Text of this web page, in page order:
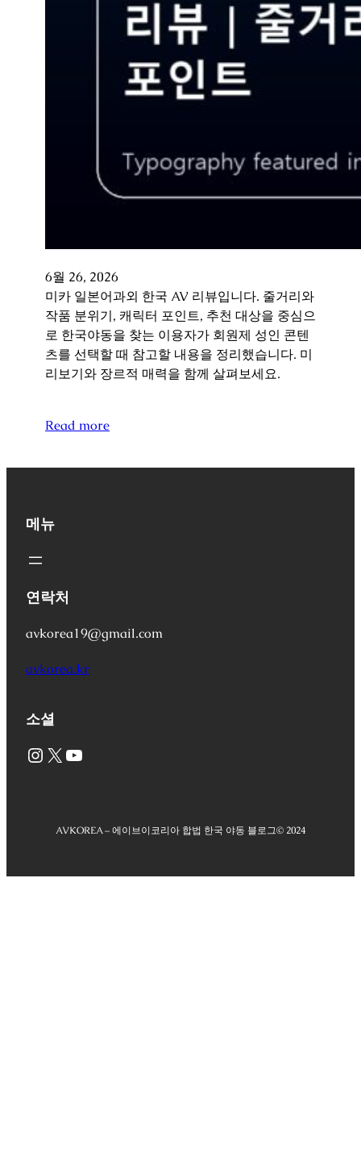
6월 26, 2026
미카 일본어과외 한국 AV 리뷰입니다. 줄거리와
작품 분위기, 캐릭터 포인트, 추천 대상을 중심으
로 한국야동을 찾는 이용자가 회원제 성인 콘텐
츠를 선택할 때 참고할 내용을 정리했습니다. 미
리보기와 장르적 매력을 함께 살펴보세요.
Read more
메뉴
연락처
avkorea19@gmail.com
avkorea.kr
소셜
Instagram X YouTube
AVKOREA – 에이브이코리아 합법 한국 야동 블로그© 2024